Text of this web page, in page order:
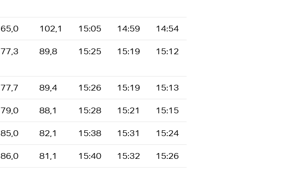
65,0 102,1 15:05 14:59 14:54
77,3 89,8 15:25 15:19 15:12
77,7 89,4 15:26 15:19 15:13
79,0 88,1 15:28 15:21 15:15
85,0 82,1 15:38 15:31 15:24
86,0 81,1 15:40 15:32 15:26